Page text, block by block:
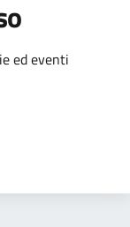
ed eventi